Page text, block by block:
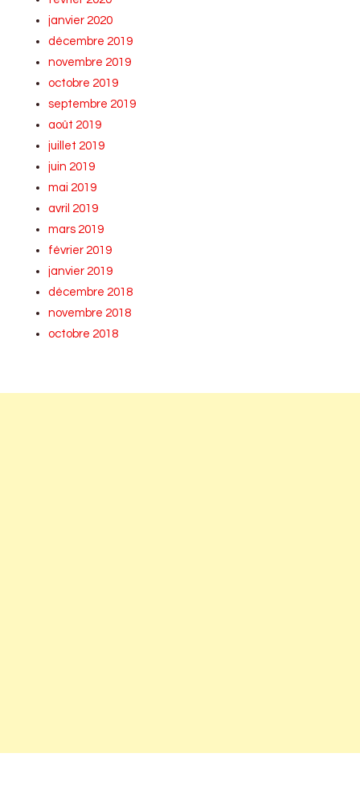
janvier 2020
décembre 2019
novembre 2019
octobre 2019
septembre 2019
août 2019
juillet 2019
juin 2019
mai 2019
avril 2019
mars 2019
février 2019
janvier 2019
décembre 2018
novembre 2018
octobre 2018